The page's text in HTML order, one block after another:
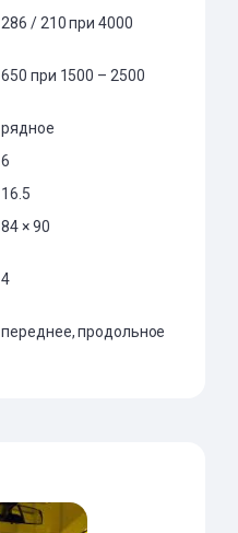
286 / 210 при 4000
650 при 1500 – 2500
рядное
6
16.5
84 × 90
4
переднее, продольное